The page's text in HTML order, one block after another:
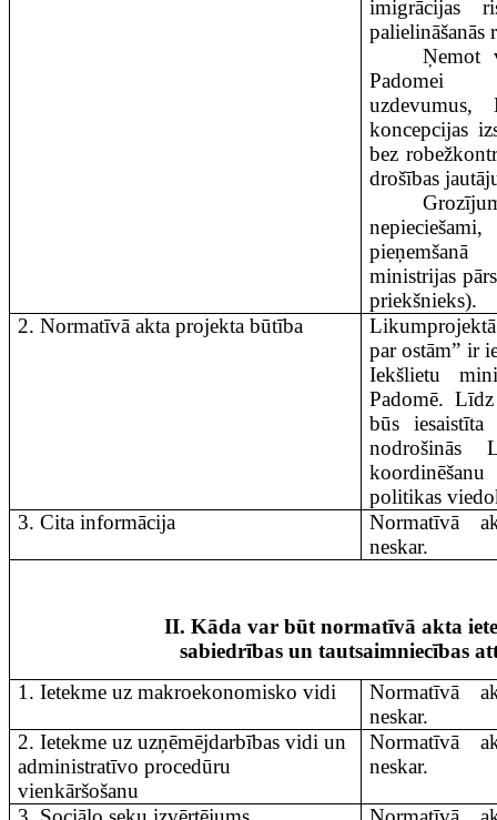
imigrācijas
palielināšanās
Ņemot
Padomei
uzdevumus,
koncepcijas
bez
drošības
ministrijas
priekšnieks).
2. Normatīvā akta projekta būtība
par ostām” ir
Iekšlietu
Padomē.
būs
nodrošinās
politikas
3. Cita informācija
Normatīvā
neskar.
II. Kāda var būt normatīvā akta
sabiedrības un tautsaimniecības
1. Ietekme uz makroekonomisko vidi
Normatīvā
neskar.
2. Ietekme uz uzņēmējdarbības vidi un
administratīvo procedūru
vienkāršošanu
Normatīvā
neskar.